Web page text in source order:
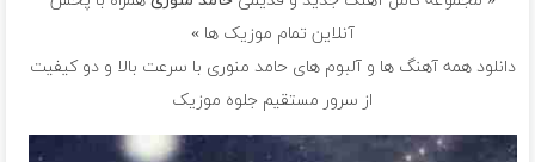
آنلاین تمام موزیک ها »
دانلود همه آهنگ ها و آلبوم های حامد منوری با سرعت بالا و دو کیفیت
از سرور مستقیم جلوه موزیک